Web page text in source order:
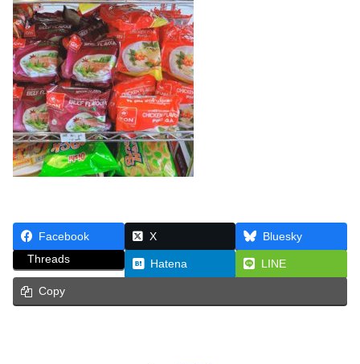
Facebook X
Bluesky
Threads
Hatena LINE
Copy